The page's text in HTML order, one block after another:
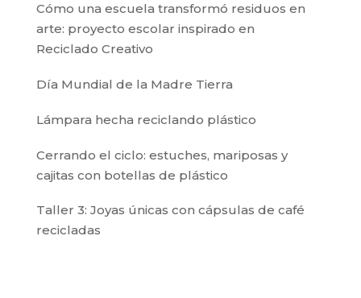
Cómo una escuela transformó residuos en
arte: proyecto escolar inspirado en
Reciclado Creativo
Día Mundial de la Madre Tierra
Lámpara hecha reciclando plástico
Cerrando el ciclo: estuches, mariposas y
cajitas con botellas de plástico
Taller 3: Joyas únicas con cápsulas de café
recicladas